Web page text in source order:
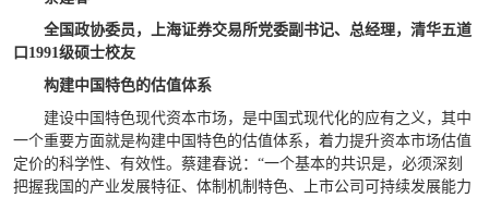
全国政协委员，上海证券交易所党委副书记、总经理，清华五道
口1991级硕士校友
构建中国特色的估值体系
建设中国特色现代资本市场，是中国式现代化的应有之义，其中
一个重要方面就是构建中国特色的估值体系，着力提升资本市场估值
定价的科学性、有效性。蔡建春说：“一个基本的共识是，必须深刻
把握我国的产业发展特征、体制机制特色、上市公司可持续发展能力